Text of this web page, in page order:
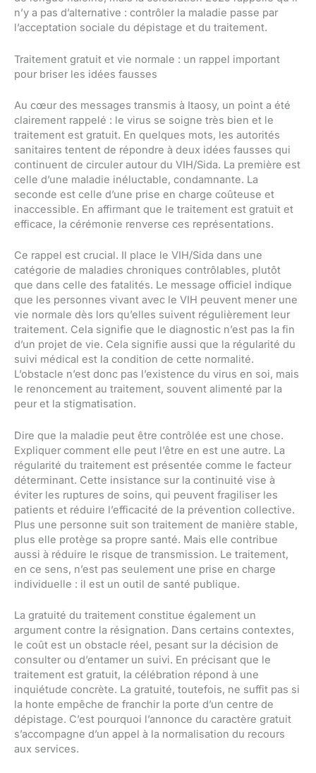
n’y a pas d’alternative : contrôler la maladie passe par
l’acceptation sociale du dépistage et du traitement.
Traitement gratuit et vie normale : un rappel important
pour briser les idées fausses
Au cœur des messages transmis à Itaosy, un point a été
clairement rappelé : le virus se soigne très bien et le
traitement est gratuit. En quelques mots, les autorités
sanitaires tentent de répondre à deux idées fausses qui
continuent de circuler autour du VIH/Sida. La première est
celle d’une maladie inéluctable, condamnante. La
seconde est celle d’une prise en charge coûteuse et
inaccessible. En affirmant que le traitement est gratuit et
efficace, la cérémonie renverse ces représentations.
Ce rappel est crucial. Il place le VIH/Sida dans une
catégorie de maladies chroniques contrôlables, plutôt
que dans celle des fatalités. Le message officiel indique
que les personnes vivant avec le VIH peuvent mener une
vie normale dès lors qu’elles suivent régulièrement leur
traitement. Cela signifie que le diagnostic n’est pas la fin
d’un projet de vie. Cela signifie aussi que la régularité du
suivi médical est la condition de cette normalité.
L’obstacle n’est donc pas l’existence du virus en soi, mais
le renoncement au traitement, souvent alimenté par la
peur et la stigmatisation.
Dire que la maladie peut être contrôlée est une chose.
Expliquer comment elle peut l’être en est une autre. La
régularité du traitement est présentée comme le facteur
déterminant. Cette insistance sur la continuité vise à
éviter les ruptures de soins, qui peuvent fragiliser les
patients et réduire l’efficacité de la prévention collective.
Plus une personne suit son traitement de manière stable,
plus elle protège sa propre santé. Mais elle contribue
aussi à réduire le risque de transmission. Le traitement,
en ce sens, n’est pas seulement une prise en charge
individuelle : il est un outil de santé publique.
La gratuité du traitement constitue également un
argument contre la résignation. Dans certains contextes,
le coût est un obstacle réel, pesant sur la décision de
consulter ou d’entamer un suivi. En précisant que le
traitement est gratuit, la célébration répond à une
inquiétude concrète. La gratuité, toutefois, ne suffit pas si
la honte empêche de franchir la porte d’un centre de
dépistage. C’est pourquoi l’annonce du caractère gratuit
s’accompagne d’un appel à la normalisation du recours
aux services.